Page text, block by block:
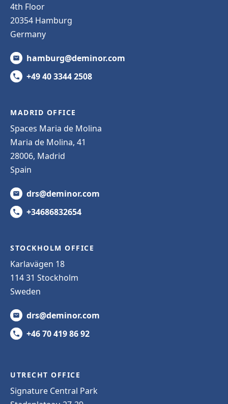
4th Floor
20354 Hamburg
Germany
hamburg@deminor.com
+49 40 3344 2508
MADRID OFFICE
Spaces Maria de Molina
Maria de Molina, 41
28006, Madrid
Spain
drs@deminor.com
+34686832654
STOCKHOLM OFFICE
Karlavägen 18
114 31 Stockholm
Sweden
drs@deminor.com
+46 70 419 86 92
UTRECHT OFFICE
Signature Central Park